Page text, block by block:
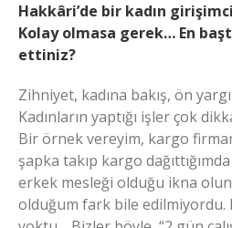
Hakkâri’de bir kadın
Kolay olmasa gerek… En
ettiniz?
Zihniyet, kadına bakış, ön
Kadınların yaptığı işler çok
Bir örnek vereyim, kargo
şapka takıp kargo
erkek mesleği olduğu ikna
olduğum fark bile edilmiyordu.